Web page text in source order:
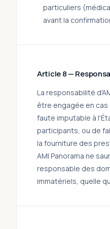
particuliers
avant la
Article 8 —
La responsabilité
être engagée en
faute imputable à
participants, ou de
la fourniture des
AMI Panorama ne
responsable des
immatériels, quelle